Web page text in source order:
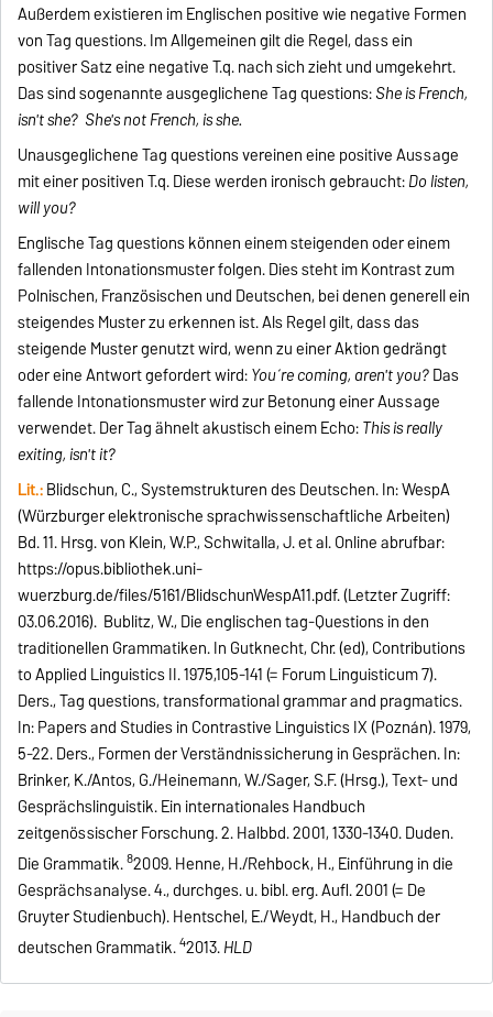
Außerdem existieren im Englischen positive wie negative Formen
von Tag questions. Im Allgemeinen gilt die Regel, dass ein
positiver Satz eine negative T.q. nach sich zieht und umgekehrt.
Das sind sogenannte ausgeglichene Tag questions:She is French,
isn't she? She's not French, is she.
Unausgeglichene Tag questions vereinen eine positive Aussage
mit einer positiven T.q. Diese werden ironisch gebraucht:Do listen,
will you?
Englische Tag questions können einem steigenden oder einem
fallenden Intonationsmuster folgen. Dies steht im Kontrast zum
Polnischen, Französischen und Deutschen, bei denen generell ein
steigendes Muster zu erkennen ist. Als Regel gilt, dass das
steigende Muster genutzt wird, wenn zu einer Aktion gedrängt
oder eine Antwort gefordert wird:You´re coming, aren't you?Das
fallende Intonationsmuster wird zur Betonung einer Aussage
verwendet. Der Tag ähnelt akustisch einem Echo:This is really
exiting, isn't it?
Lit.:Blidschun, C., Systemstrukturen des Deutschen. In: WespA
(Würzburger elektronische sprachwissenschaftliche Arbeiten)
Bd. 11. Hrsg. von Klein, W.P., Schwitalla, J. et al. Online abrufbar:
https://opus.bibliothek.uni-
wuerzburg.de/files/5161/BlidschunWespA11.pdf. (Letzter Zugriff:
03.06.2016). Bublitz, W., Die englischen tag-Questions in den
traditionellen Grammatiken. In Gutknecht, Chr. (ed), Contributions
to Applied Linguistics II. 1975,105-141 (= Forum Linguisticum 7).
Ders., Tagquestions, transformational grammar and pragmatics.
In: Papers and Studies in Contrastive Linguistics IX (Poznán). 1979,
5-22. Ders., Formen der Verständnissicherung in Gesprächen.In:
Brinker, K./Antos, G./Heinemann, W./Sager, S.F. (Hrsg.), Text- und
Gesprächslinguistik. Ein internationales Handbuch
zeitgenössischer Forschung. 2. Halbbd. 2001, 1330-1340.Duden.
Die Grammatik.82009.Henne, H./Rehbock, H., Einführung in die
Gesprächsanalyse.4., durchges. u. bibl. erg. Aufl. 2001 (= De
Gruyter Studienbuch).Hentschel, E./Weydt, H., Handbuch der
deutschen Grammatik.42013.HLD